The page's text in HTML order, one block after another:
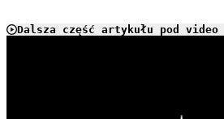
Dalsza część artykułu pod video